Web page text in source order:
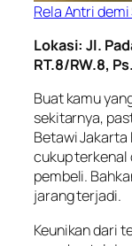
Rela Antri
Lokasi: Jl.
RT.8/RW.8,
Buat kamu
sekitarnya,
Betawi Jakarta
cukup terkenal
pembeli.
jarang terjadi.
Keunikan dari